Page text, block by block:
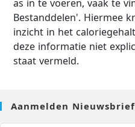
as in te voeren, vaak te
Bestanddelen'. Hiermee
inzicht in het
deze informatie niet
staat vermeld.
Aanmelden Nieuwsbrief